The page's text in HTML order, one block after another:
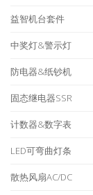
益智机台套件
中奖灯&警示灯
防电器&纸钞机
固态继电器SSR
计数器&数字表
LED可弯曲灯条
散热风扇AC/DC